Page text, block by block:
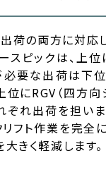
出荷の両方に対応
スピックは、上
必要な出荷は下
位にRGV（四方向
ぞれ出荷を担い
リフト作業を完
きく軽減します。